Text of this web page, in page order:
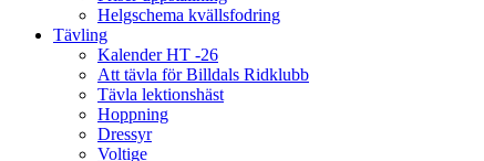
Helgschema kvällsfodring
Tävling
Kalender HT -26
Att tävla för Billdals Ridklubb
Tävla lektionshäst
Hoppning
Dressyr
Voltige